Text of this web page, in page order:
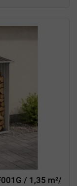
/ 1,35 m²/